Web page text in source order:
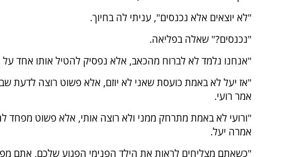
"לא יוצאים אלא נכנסים", עניתי לה בחיוך.
"נכנסים?" שאלה בפליאה.
"אנחנו נלמד לא לברוח מהכאב, אלא נפסיק להטיל אותו אחד על
"אז יעל לא באמת כועסת שאני לא יוזם, אלא פשוט רוצה לדעת
אמר רועי.
"ורועי לא באמת מתרחק ממני ולא רוצה אותי, אלא פשוט מפחד
אמרה יעל.
"כשאתם מצליחים לראות את הילד הפנימי הפגוע שלכם, אתם